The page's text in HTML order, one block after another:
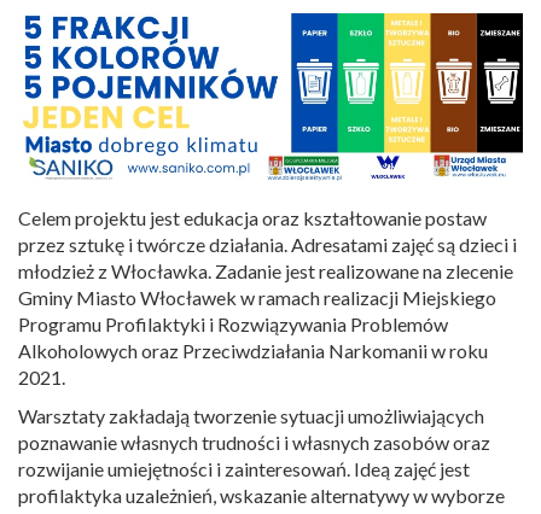
Celem projektu jest edukacja oraz kształtowanie postaw
przez sztukę i twórcze działania. Adresatami zajęć są dzieci i
młodzież z Włocławka. Zadanie jest realizowane na zlecenie
Gminy Miasto Włocławek w ramach realizacji Miejskiego
Programu Profilaktyki i Rozwiązywania Problemów
Alkoholowych oraz Przeciwdziałania Narkomanii w roku
2021.
Warsztaty zakładają tworzenie sytuacji umożliwiających
poznawanie własnych trudności i własnych zasobów oraz
rozwijanie umiejętności i zainteresowań. Ideą zajęć jest
profilaktyka uzależnień, wskazanie alternatywy w wyborze